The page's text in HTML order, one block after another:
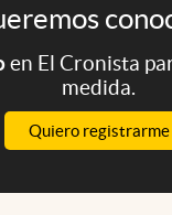
en El Cronista
medida.
Quiero registrarme